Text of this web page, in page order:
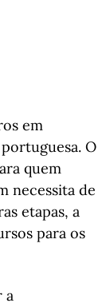
em
O
quem
necessita de
etapas, a
para os
a